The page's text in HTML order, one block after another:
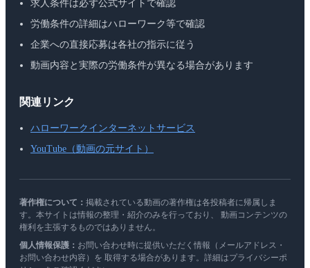
求人条件は必ず公式サイトで確認
労働条件の詳細はハローワーク等で確認
企業への直接応募は各社の指示に従う
動画内容と実際の労働条件が異なる場合があります
関連リンク
ハローワークインターネットサービス
YouTube（動画の元サイト）
著作権について： 掲載されている動画の著作権は各投稿者に帰属しま
す。本サイトは情報の整理・紹介のみを行っており、 動画コンテンツの
権利を主張するものではありません。
個人情報保護： お問い合わせ時に提供いただく情報（メールアドレス・
お問い合わせ内容）を 取得する場合があります。詳細はプライバシーポ